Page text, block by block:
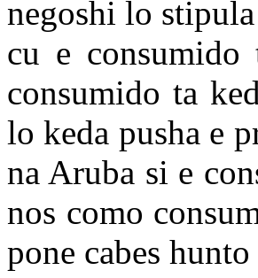
negoshi lo
cu e
consumido ta
lo keda pusha e
na Aruba si e
nos como
pone cabes